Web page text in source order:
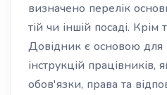
визначено перелік
тій чи іншій посаді. Крім
Довідник є основою для
інструкцій працівників,
обов'язки, права та